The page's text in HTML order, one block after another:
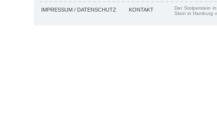
IMPRESSUM / DATENSCHUTZ KONTAKT
Der Stolperstein
Stein in Hamburg